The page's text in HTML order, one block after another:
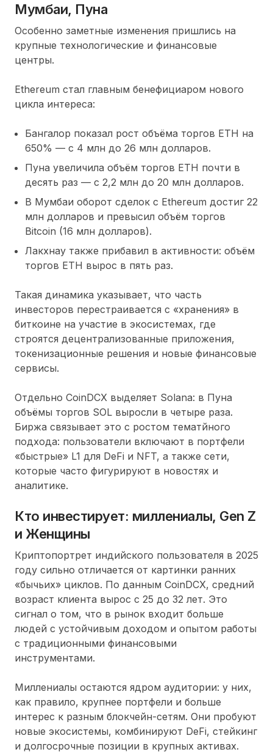
Мумбаи, Пуна
Особенно заметные изменения пришлись на
крупные технологические и финансовые
центры.
Ethereum стал главным бенефициаром нового
цикла интереса:
Бангалор показал рост объёма торгов ETH на
650% — с 4 млн до 26 млн долларов.
Пуна увеличила объём торгов ETH почти в
десять раз — с 2,2 млн до 20 млн долларов.
В Мумбаи оборот сделок с Ethereum достиг 22
млн долларов и превысил объём торгов
Bitcoin (16 млн долларов).
Лакхнау также прибавил в активности: объём
торгов ETH вырос в пять раз.
Такая динамика указывает, что часть
инвесторов перестраивается с «хранения» в
биткоине на участие в экосистемах, где
строятся децентрализованные приложения,
токенизационные решения и новые финансовые
сервисы.
Отдельно CoinDCX выделяет Solana: в Пуна
объёмы торгов SOL выросли в четыре раза.
Биржа связывает это с ростом тематйного
подхода: пользователи включают в портфели
«быстрые» L1 для DeFi и NFT, а также сети,
которые часто фигурируют в новостях и
аналитике.
Кто инвестирует: миллениалы, Gen Z
и Женщины
Криптопортрет индийского пользователя в 2025
году сильно отличается от картинки ранних
«бычьих» циклов. По данным CoinDCX, средний
возраст клиента вырос с 25 до 32 лет. Это
сигнал о том, что в рынок входит больше
людей с устойчивым доходом и опытом работы
с традиционными финансовыми
инструментами.
Миллениалы остаются ядром аудитории: у них,
как правило, крупнее портфели и больше
интерес к разным блокчейн-сетям. Они пробуют
новые экосистемы, комбинируют DeFi, стейкинг
и долгосрочные позиции в крупных активах.